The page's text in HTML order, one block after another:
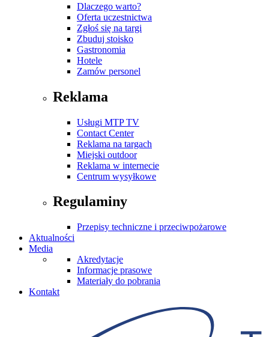
Dlaczego warto?
Oferta uczestnictwa
Zgłoś się na targi
Zbuduj stoisko
Gastronomia
Hotele
Zamów personel
Reklama
Usługi MTP TV
Contact Center
Reklama na targach
Miejski outdoor
Reklama w internecie
Centrum wysyłkowe
Regulaminy
Przepisy techniczne i przeciwpożarowe
Aktualności
Media
Akredytacje
Informacje prasowe
Materiały do pobrania
Kontakt